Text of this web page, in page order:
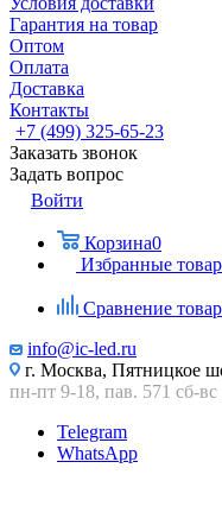
Гарантия на товар
Оптом
Оплата
Доставка
Контакты
+7 (499) 325-65-23
Заказать звонок
Задать вопрос
Войти
Корзина0
Избранные
Сравнение
info@ic-led.ru
г. Москва, Пятницкое
пн-пт 9-18, пав. 571 сб-вс
Telegram
WhatsApp